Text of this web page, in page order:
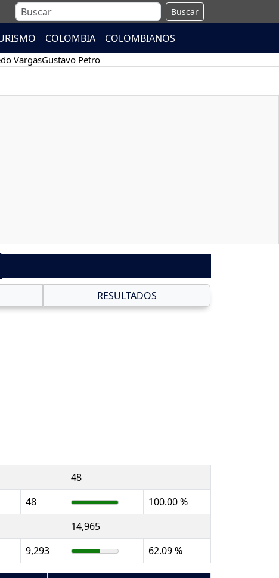
Buscar
COLOMBIA COLOMBIANOS
VargasGustavo Petro
RESULTADOS
48
48
100.00 %
14,965
9,293 62.09 %